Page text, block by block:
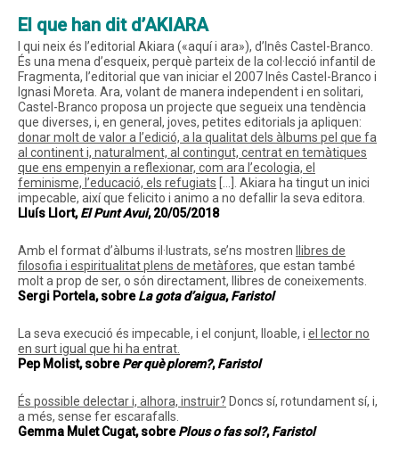
El que han dit d’AKIARA
I qui neix és l’editorial Akiara («aquí i ara»), d’Inês Castel-Branco.
És una mena d’esqueix, perquè parteix de la col·lecció infantil de
Fragmenta, l’editorial que van iniciar el 2007 Inês Castel-Branco i
Ignasi Moreta. Ara, volant de manera independent i en solitari,
Castel-Branco proposa un projecte que segueix una tendència
que diverses, i, en general, joves, petites editorials ja apliquen:
donar molt de valor a l’edició, a la qualitat dels àlbums pel que fa
al continent i, naturalment, al contingut, centrat en temàtiques
que ens empenyin a reflexionar, com ara l’ecologia, el
feminisme, l’educació, els refugiats […]. Akiara ha tingut un inici
impecable, així que felicito i animo a no defallir la seva editora.
Lluís Llort,El Punt Avui, 20/05/2018
Amb el format d’àlbums il·lustrats, se’ns mostren
llibres de
filosofia i espiritualitat plens de metàfores, que estan també
molt a prop de ser, o són directament, llibres de coneixements.
Sergi Portela, sobreLa gota d’aigua,Faristol
La seva execució és impecable, i el conjunt, lloable, i el lector no
en surt igual que hi ha entrat.
Pep Molist, sobrePer què plorem?,Faristol
És possible delectar i, alhora, instruir? Doncs sí, rotundament sí, i,
a més, sense fer escarafalls.
Gemma Mulet Cugat, sobrePlous o fas sol?,Faristol